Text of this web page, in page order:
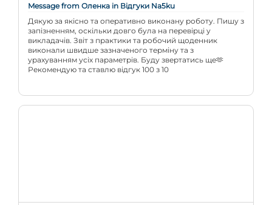
Message from Оленка in Відгуки Na5ku
Дякую за якісно та оперативно виконану роботу. Пишу з
запізненням, оскільки довго була на перевірці у
викладачів. Звіт з практики та робочий щоденник
виконали швидше зазначеного терміну та з
урахуванням усіх параметрів. Буду звертатись ще🫶
Рекомендую та ставлю відгук 100 з 10